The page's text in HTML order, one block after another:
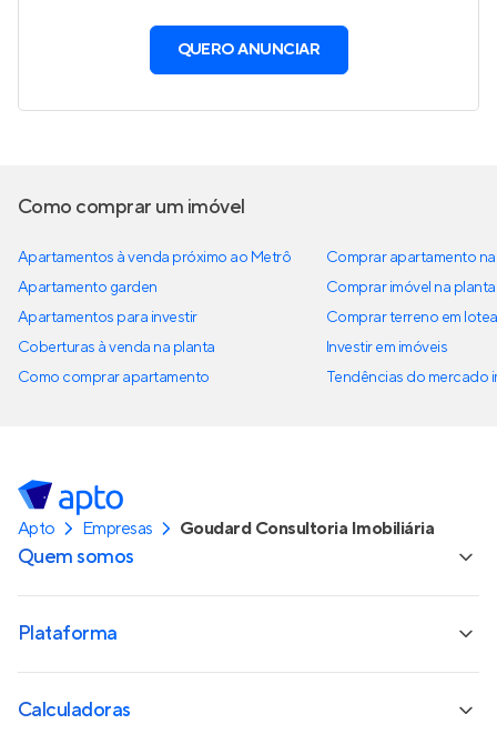
QUERO ANUNCIAR
Como comprar um imóvel
Apartamentos à venda próximo ao Metrô
Apartamento garden
Apartamentos para investir
Coberturas à venda na planta
Como comprar apartamento
Comprar apartamento
Comprar imóvel na planta
Comprar terreno em
Investir em imóveis
Tendências do mercado
Apto Empresas Goudard Consultoria Imobiliária
Quem somos
Plataforma
Calculadoras